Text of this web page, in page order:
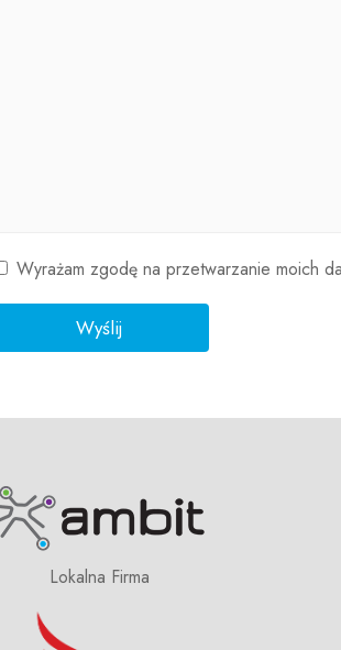
Wyrażam zgodę na przetwarzanie moich
Lokalna Firma